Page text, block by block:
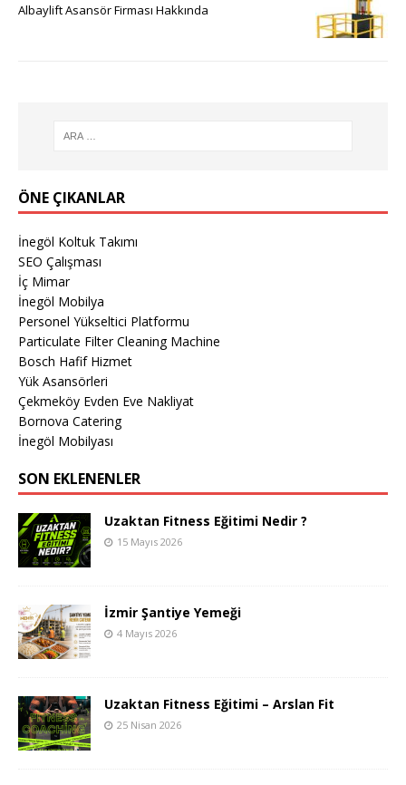
Albaylift Asansör Firması Hakkında
ÖNE ÇIKANLAR
İnegöl Koltuk Takımı
SEO Çalışması
İç Mimar
İnegöl Mobilya
Personel Yükseltici Platformu
Particulate Filter Cleaning Machine
Bosch Hafif Hizmet
Yük Asansörleri
Çekmeköy Evden Eve Nakliyat
Bornova Catering
İnegöl Mobilyası
SON EKLENENLER
Uzaktan Fitness Eğitimi Nedir ?
15 Mayıs 2026
İzmir Şantiye Yemeği
4 Mayıs 2026
Uzaktan Fitness Eğitimi – Arslan Fit
25 Nisan 2026